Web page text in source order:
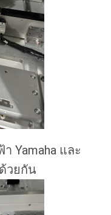
Yamaha และ
วยกัน